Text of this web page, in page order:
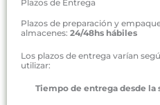
Plazos de Entrega
Plazos de preparación y
almacenes: 24/48hs hábiles
Los plazos de entrega varían
utilizar:
Tiempo de entrega desde la